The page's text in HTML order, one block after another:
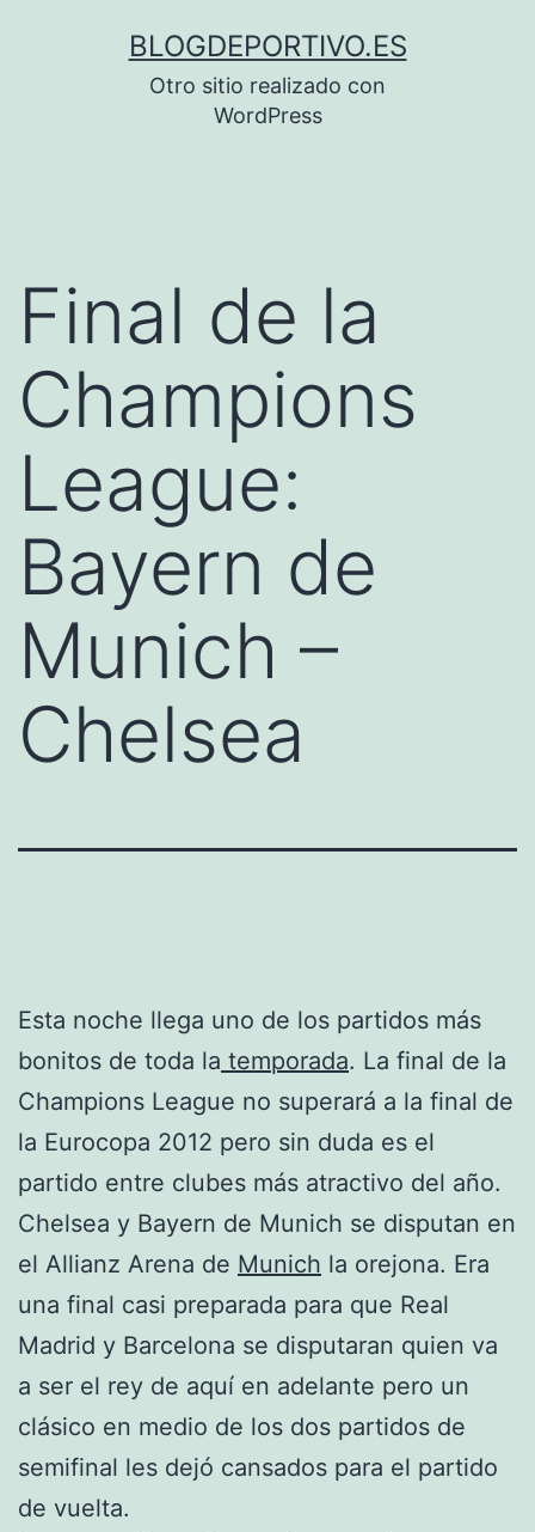
BLOGDEPORTIVO.ES
Otro sitio realizado con
WordPress
Final de la
Champions
League:
Bayern de
Munich –
Chelsea
Esta noche llega uno de los partidos más
bonitos de toda la temporada. La final de la
Champions League no superará a la final de
la Eurocopa 2012 pero sin duda es el
partido entre clubes más atractivo del año.
Chelsea y Bayern de Munich se disputan en
el Allianz Arena de Munich la orejona. Era
una final casi preparada para que Real
Madrid y Barcelona se disputaran quien va
a ser el rey de aquí en adelante pero un
clásico en medio de los dos partidos de
semifinal les dejó cansados para el partido
de vuelta.